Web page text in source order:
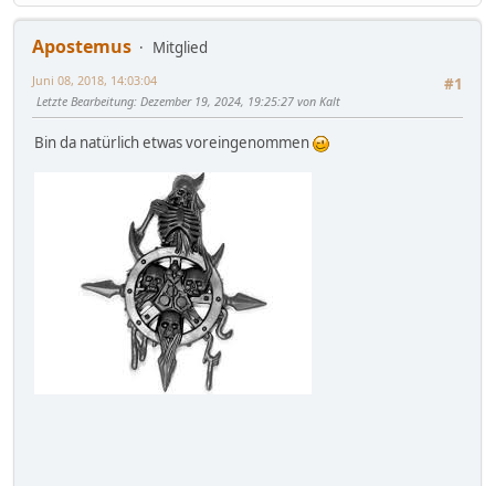
Apostemus
Mitglied
#1
Juni 08, 2018, 14:03:04
Letzte Bearbeitung: Dezember 19, 2024, 19:25:27 von Kalt
Bin da natürlich etwas voreingenommen